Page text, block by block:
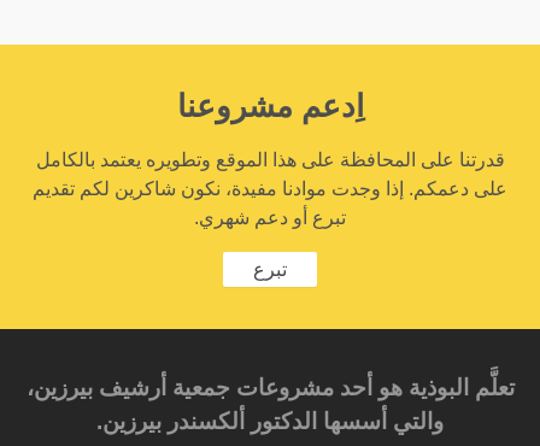
اِدعم مشروعنا
قدرتنا على المحافظة على هذا الموقع وتطويره يعتمد بالكامل
على دعمكم. إذا وجدت موادنا مفيدة، نكون شاكرين لكم تقديم
تبرع أو دعم شهري.
تبرع
تعلَّم البوذية هو أحد مشروعات جمعية أرشيف بيرزين،
والتي أسسها الدكتور ألكسندر بيرزين.‎‎